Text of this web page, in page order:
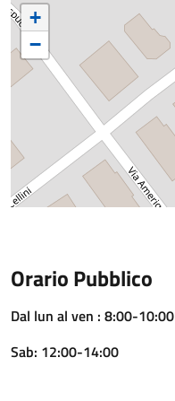
+
−
Orario Pubblico
Dal lun al ven : 8:00-10:00
Sab: 12:00-14:00